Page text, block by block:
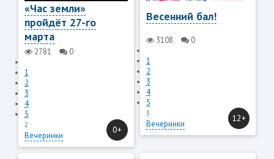
«Час земли»
пройдёт 27-го
марта
2781
0
1
2
3
4
5
2
Вечеринки
0+
Весенний бал!
3108
0
1
2
3
4
5
3
Вечеринки
12+